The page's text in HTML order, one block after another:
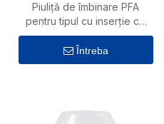
Piuliță de îmbinare PFA
pentru tipul cu inserție cu
manșon
Întreba